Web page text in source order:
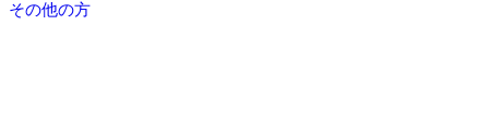
その他の方